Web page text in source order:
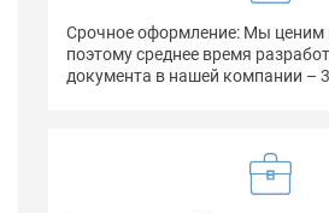
Срочное оформление: Мы ценим
поэтому среднее время
документа в нашей компании –